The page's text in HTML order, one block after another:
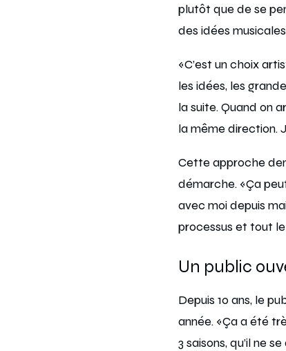
plutôt que de se
des idées
«C’est un choix
les idées, les
la suite. Quand on
la même direction.
Cette approche
démarche. «Ça
avec moi depuis
processus et tout
Un public
Depuis 10 ans, le
année. «Ça a été
3 saisons, qu’il ne